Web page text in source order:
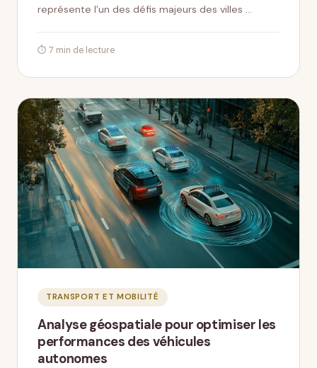
représente l’un des défis majeurs des villes …
⏱ 7 min de lecture
TRANSPORT ET MOBILITÉ
Analyse géospatiale pour optimiser les
performances des véhicules
autonomes